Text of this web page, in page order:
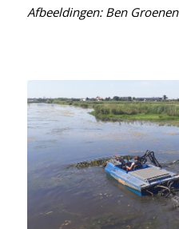
Afbeeldingen: Ben Groenen